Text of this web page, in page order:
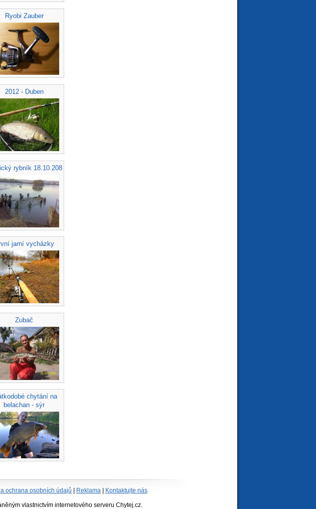
Ryobi Zauber
2012 - Duben
rybník 18.10.208
jarní vycházky
Zubač
chytání na
belachan - sýr
ochrana osobních údajů Reklama Kontaktujte nás
vlastnictvím internetového serveru Chytej.cz.